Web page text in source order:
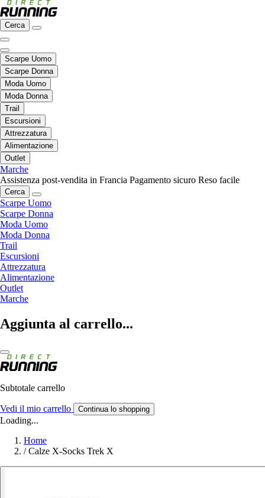
Cerca
Scarpe Uomo
Scarpe Donna
Moda Uomo
Moda Donna
Trail
Escursioni
Attrezzatura
Alimentazione
Outlet
Marche
Assistenza post-vendita in Francia Pagamento sicuro Reso facile
Cerca
Scarpe Uomo
Scarpe Donna
Moda Uomo
Moda Donna
Trail
Escursioni
Attrezzatura
Alimentazione
Outlet
Marche
Aggiunta al carrello...
Subtotale carrello
Vedi il mio carrello Continua lo shopping
Loading...
Home
/ Calze X-Socks Trek X